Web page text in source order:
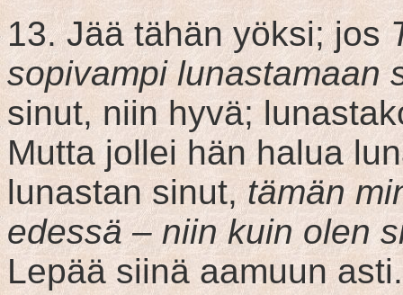
13. Jää tähän yöksi; jos
sopivampi lunastamaan
sinut, niin hyvä;
Mutta jollei hän halua
lunastan sinut,tämän
edessä – niin kuin olen
Lepää siinä aamuun